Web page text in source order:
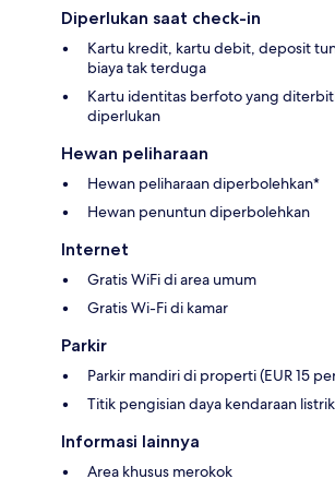
Diperlukan saat check-in
Kartu kredit, kartu debit, deposit
biaya tak terduga
Kartu identitas berfoto yang
diperlukan
Hewan peliharaan
Hewan peliharaan diperbolehkan*
Hewan penuntun diperbolehkan
Internet
Gratis WiFi di area umum
Gratis Wi-Fi di kamar
Parkir
Parkir mandiri di properti (EUR 15
Titik pengisian daya kendaraan
Informasi lainnya
Area khusus merokok